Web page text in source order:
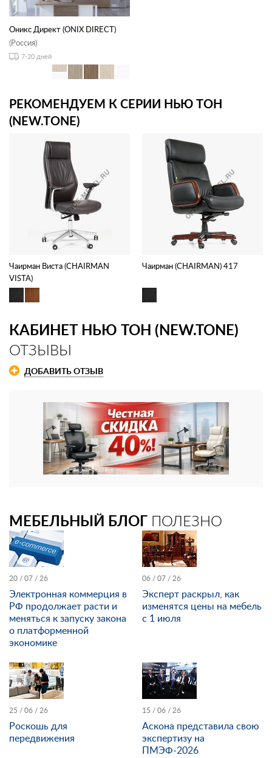
Оникс Директ (ONIX DIRECT)
(Россия)
7-20 дней
РЕКОМЕНДУЕМ К СЕРИИ НЬЮ ТОН
(NEW.TONE)
Чаирман Виста (CHAIRMAN
VISTA)
Чаирман (CHAIRMAN) 417
КАБИНЕТ НЬЮ ТОН (NEW.TONE)
ОТЗЫВЫ
ДОБАВИТЬ ОТЗЫВ
МЕБЕЛЬНЫЙ БЛОГ ПОЛЕЗНО
20 / 07 / 26
Электронная коммерция в
РФ продолжает расти и
меняться к запуску закона
о платформенной
экономике
06 / 07 / 26
Эксперт раскрыл, как
изменятся цены на мебель
с 1 июля
25 / 06 / 26
Роскошь для
передвижения
15 / 06 / 26
Аскона представила свою
экспертизу на
ПМЭФ-2026